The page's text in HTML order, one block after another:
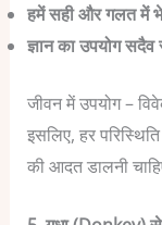
हमें सही और गलत में
ज्ञान का उपयोग
जीवन में उपयोग –
इसलिए, हर
की आदत डालनी